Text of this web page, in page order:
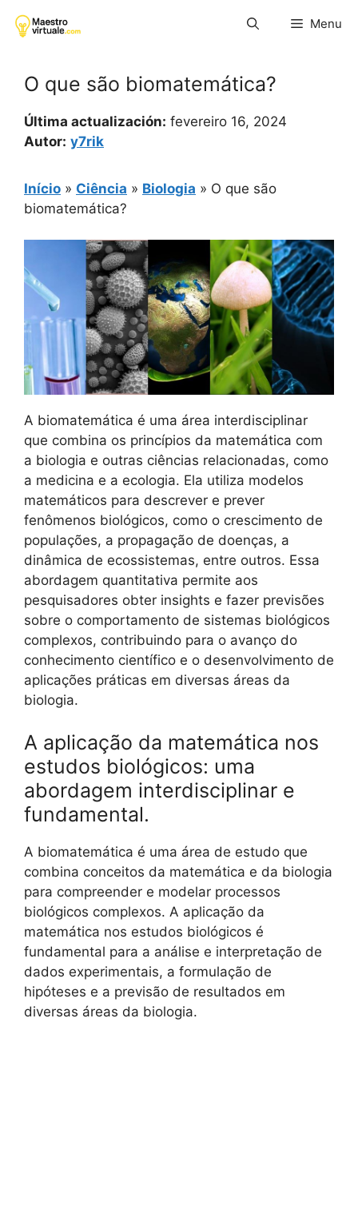
para
Menu
O que são biomatemática?
Última actualización: fevereiro 16, 2024
Autor: y7rik
Início » Ciência » Biologia » O que são
biomatemática?
A biomatemática é uma área interdisciplinar
que combina os princípios da matemática com
a biologia e outras ciências relacionadas, como
a medicina e a ecologia. Ela utiliza modelos
matemáticos para descrever e prever
fenômenos biológicos, como o crescimento de
populações, a propagação de doenças, a
dinâmica de ecossistemas, entre outros. Essa
abordagem quantitativa permite aos
pesquisadores obter insights e fazer previsões
sobre o comportamento de sistemas biológicos
complexos, contribuindo para o avanço do
conhecimento científico e o desenvolvimento de
aplicações práticas em diversas áreas da
biologia.
A aplicação da matemática nos
estudos biológicos: uma
abordagem interdisciplinar e
fundamental.
A biomatemática é uma área de estudo que
combina conceitos da matemática e da biologia
para compreender e modelar processos
biológicos complexos. A aplicação da
matemática nos estudos biológicos é
fundamental para a análise e interpretação de
dados experimentais, a formulação de
hipóteses e a previsão de resultados em
diversas áreas da biologia.